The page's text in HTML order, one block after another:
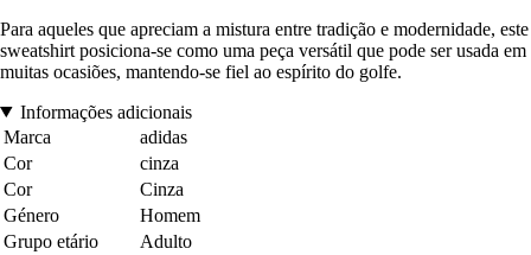
Para aqueles que apreciam a mistura entre tradição e modernidade, este
sweatshirt posiciona-se como uma peça versátil que pode ser usada em
muitas ocasiões, mantendo-se fiel ao espírito do golfe.
Informações adicionais
Marca
adidas
Cor
cinza
Cor
Cinza
Género
Homem
Grupo etário
Adulto